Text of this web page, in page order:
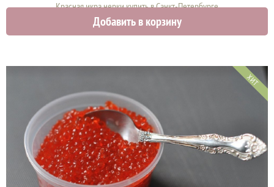
Красная икра нерки купить в Санкт-Петербурге
3750 руб.
Добавить в корзину
ХИТ